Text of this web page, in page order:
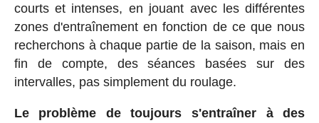
courts et intenses, en jouant avec les différentes
zones d'entraînement en fonction de ce que nous
recherchons à chaque partie de la saison, mais en
fin de compte, des séances basées sur des
intervalles, pas simplement du roulage.
Le problème de toujours s'entraîner à des